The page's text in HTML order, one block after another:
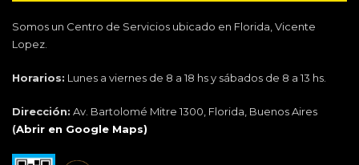
Somos un Centro de Servicios ubicado en Florida, Vicente
Lopez.
Horarios: Lunes a viernes de 8 a 18 hs y sábados de 8 a 13 hs.
Dirección: Av. Bartolomé Mitre 1300, Florida, Buenos Aires
(Abrir en Google Maps)